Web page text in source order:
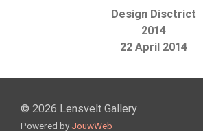
Design Disctrict
2014
22 April 2014
© 2026 Lensvelt Gallery
Powered by JouwWeb